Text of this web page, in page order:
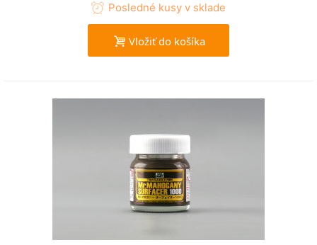
Posledné kusy v sklade
Vložiť do košíka